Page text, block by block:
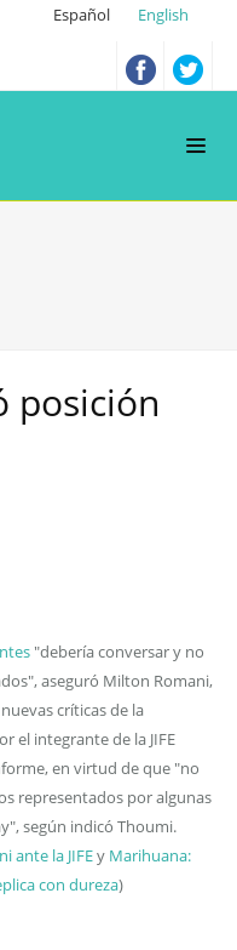
Español English
posición
"debería conversar y no
aseguró Milton Romani,
críticas de la
el integrante de la JIFE
en virtud de que "no
representados por algunas
según indicó Thoumi.
ante la JIFEy Marihuana:
con dureza)